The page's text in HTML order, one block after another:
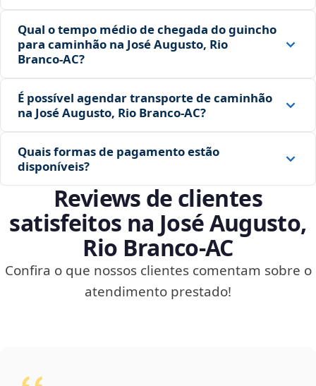
Qual o tempo médio de chegada do guincho
para caminhão na José Augusto, Rio
Branco‑AC?
É possível agendar transporte de caminhão
na José Augusto, Rio Branco‑AC?
Quais formas de pagamento estão
disponíveis?
Reviews de clientes
satisfeitos na José Augusto,
Rio Branco‑AC
Confira o que nossos clientes comentam sobre o
atendimento prestado!